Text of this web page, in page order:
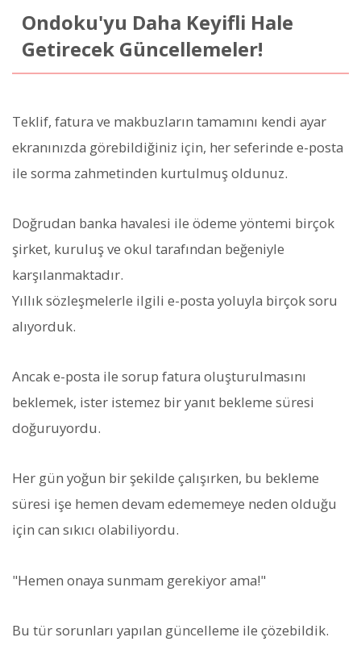
Ondoku'yu Daha Keyifli Hale
Getirecek Güncellemeler!
Teklif, fatura ve makbuzların tamamını kendi ayar
ekranınızda görebildiğiniz için, her seferinde e-posta
ile sorma zahmetinden kurtulmuş oldunuz.
Doğrudan banka havalesi ile ödeme yöntemi birçok
şirket, kuruluş ve okul tarafından beğeniyle
karşılanmaktadır.
Yıllık sözleşmelerle ilgili e-posta yoluyla birçok soru
alıyorduk.
Ancak e-posta ile sorup fatura oluşturulmasını
beklemek, ister istemez bir yanıt bekleme süresi
doğuruyordu.
Her gün yoğun bir şekilde çalışırken, bu bekleme
süresi işe hemen devam edememeye neden olduğu
için can sıkıcı olabiliyordu.
"Hemen onaya sunmam gerekiyor ama!"
Bu tür sorunları yapılan güncelleme ile çözebildik.